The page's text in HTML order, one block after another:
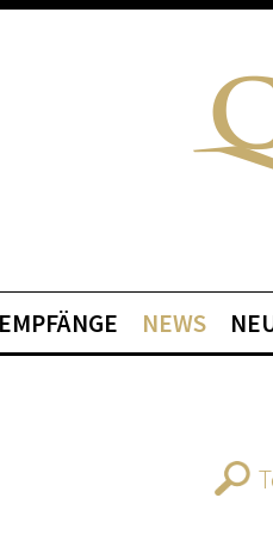
EMPFÄNGE NEWS